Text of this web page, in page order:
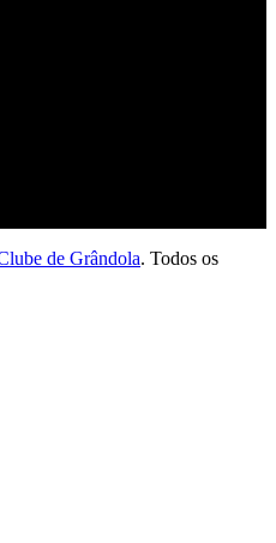
de Grândola. Todos os